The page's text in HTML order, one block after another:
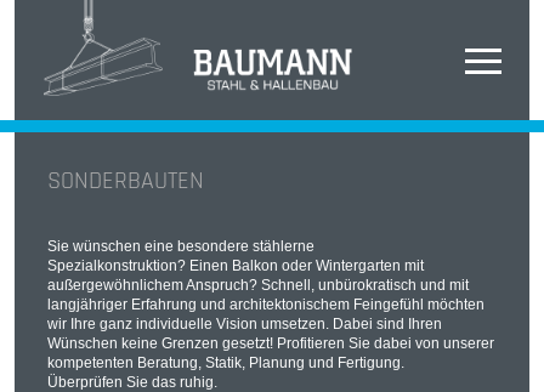
SONDERBAUTEN
Sie wünschen eine besondere stählerne
Spezialkonstruktion? Einen Balkon oder Wintergarten mit
außergewöhnlichem Anspruch? Schnell, unbürokratisch und mit
langjähriger Erfahrung und architektonischem Feingefühl möchten
wir Ihre ganz individuelle Vision umsetzen. Dabei sind Ihren
Wünschen keine Grenzen gesetzt! Profitieren Sie dabei von unserer
kompetenten Beratung, Statik, Planung und Fertigung.
Überprüfen Sie das ruhig.